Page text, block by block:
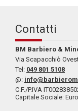
Contatti
BM Barbiero &
Via Scapacchiò
Tel: 049 801 5108
@:
C.F./P.IVA
Capitale Sociale: